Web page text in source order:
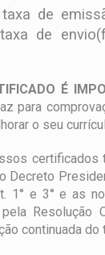
de
de
É
para
o seu
certificados
Decreto
1° e 3° e as
pela Resolução
continuada do